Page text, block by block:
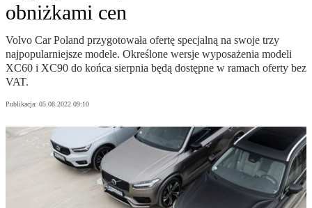
obniżkami cen
Volvo Car Poland przygotowała ofertę specjalną na swoje trzy
najpopularniejsze modele. Określone wersje wyposażenia modeli
XC60 i XC90 do końca sierpnia będą dostępne w ramach oferty bez
VAT.
Publikacja: 05.08.2022 09:10